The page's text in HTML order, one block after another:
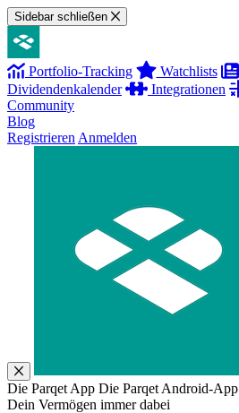
Sidebar schließen
Portfolio-Tracking Watchlists
Dividendenkalender
Integrationen
Community
Blog
Registrieren Anmelden
Die Parqet App Die Parqet Android-App
Dein Vermögen immer dabei